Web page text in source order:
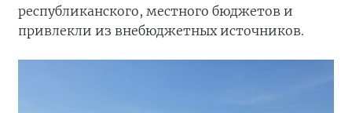
республиканского, местного бюджетов и
привлекли из внебюджетных источников.